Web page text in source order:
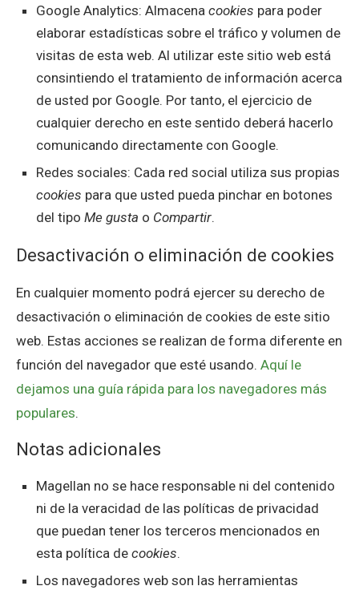
Google Analytics: Almacena cookies para poder
elaborar estadísticas sobre el tráfico y volumen de
visitas de esta web. Al utilizar este sitio web está
consintiendo el tratamiento de información acerca
de usted por Google. Por tanto, el ejercicio de
cualquier derecho en este sentido deberá hacerlo
comunicando directamente con Google.
Redes sociales: Cada red social utiliza sus propias
cookies para que usted pueda pinchar en botones
del tipo Me gusta o Compartir.
Desactivación o eliminación de cookies
En cualquier momento podrá ejercer su derecho de
desactivación o eliminación de cookies de este sitio
web. Estas acciones se realizan de forma diferente en
función del navegador que esté usando. Aquí le
dejamos una guía rápida para los navegadores más
populares.
Notas adicionales
Magellan no se hace responsable ni del contenido
ni de la veracidad de las políticas de privacidad
que puedan tener los terceros mencionados en
esta política de cookies.
Los navegadores web son las herramientas